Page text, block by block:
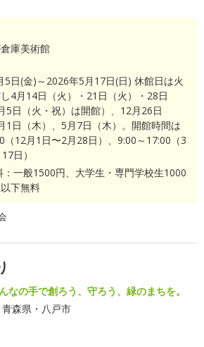
庫美術館
5日(金)～2026年5月17日(日) 休館日は火
4月14日（火）・21日（火）・28日
5日（火・祝）は開館）、12月26日
1日（木）、5月7日（木）。開館時間は
（12月1日〜2月28日）、9:00～17:00（3
日）
：一般1500円、大学生・専門学校生1000
下無料
なの手で創ろう、守ろう、緑のまちを。
青森県・八戸市